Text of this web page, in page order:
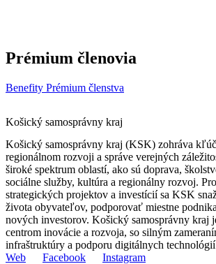
Prémium členovia
Benefity Prémium členstva
Košický samosprávny kraj
Košický samosprávny kraj (KSK) zohráva
regionálnom rozvoji a správe verejných
široké spektrum oblastí, ako sú doprava,
sociálne služby, kultúra a regionálny rozvoj.
strategických projektov a investícií sa KSK
života obyvateľov, podporovať miestne
nových investorov. Košický samosprávny kraj
centrom inovácie a rozvoja, so silným
infraštruktúry a podporu digitálnych
Web
Facebook Instagram